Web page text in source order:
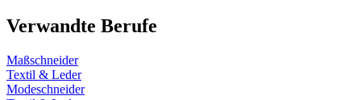
Verwandte Berufe
Maßschneider
Textil & Leder
Modeschneider